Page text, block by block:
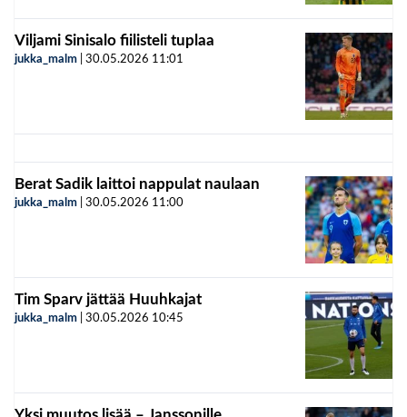
Viljami Sinisalo fiilisteli tuplaa
jukka_malm 30.05.2026 11:01
Berat Sadik laittoi nappulat naulaan
jukka_malm 30.05.2026 11:00
Tim Sparv jättää Huuhkajat
jukka_malm 30.05.2026 10:45